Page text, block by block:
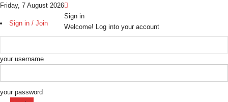
Friday, 7 August 2026
Sign in / Join
Sign in
Welcome! Log into your account
your username
your password